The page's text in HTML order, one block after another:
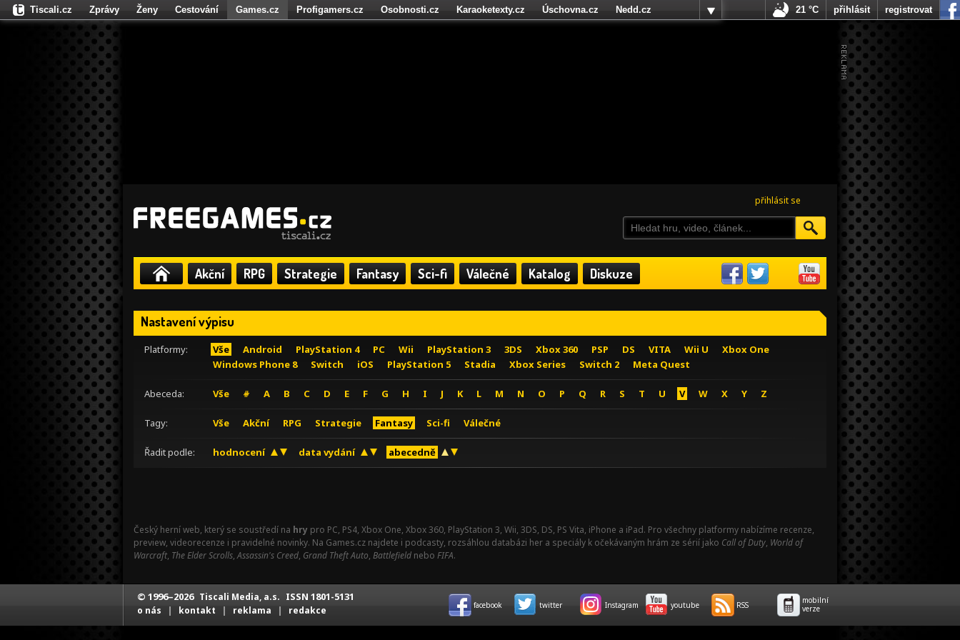
přihlásit se
Akční RPG Strategie Fantasy Sci-fi Válečné Katalog Diskuze
Nastavení výpisu
Platformy: Vše Android PlayStation 4 PC Wii PlayStation 3 3DS Xbox 360 PSP DS VITA Wii U
Xbox One
Windows Phone 8
Switch iOS PlayStation 5 Stadia Xbox Series Switch 2 Meta Quest
Abeceda: Vše # A B C D E F G H I J K L M N O P Q R S T U V W X Y Z
Tagy: Vše Akční RPG Strategie Fantasy Sci-fi Válečné
Řadit podle: hodnocení data vydání abecedně
Český herní web, který se soustředí na hry pro PC, PS4, Xbox One, Xbox 360, PlayStation 3, Wii, 3DS, DS, PS Vita, iPhone a iPad. Pro všechny platformy nabízíme recenze,
preview, videorecenze i pravidelné novinky. Na Games.cz najdete i podcasty, rozsáhlou databázi her a speciály k očekávaným hrám ze sérií jako Call of Duty, World of
Warcraft, The Elder Scrolls,Assassin's Creed, Grand Theft Auto, Battlefield nebo FIFA.
Tiscali.cz Zprávy Ženy Cestování Games.cz Profigamers.cz Osobnosti.cz Karaoketexty.cz Úschovna.cz
Nedd.cz
Fights.cz
21 °C přihlásit registrovat
© 1996–2026 Tiscali Media, a.s. ISSN 1801-5131
o nás | kontakt | reklama | redakce facebook twitter Instagram youtube RSS
mobilní
verze